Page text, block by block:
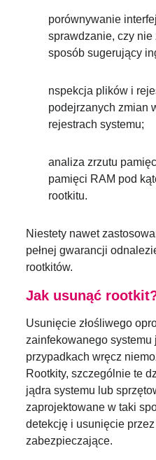
porównywanie
sprawdzanie, czy nie
sposób sugerujący
nspekcja plików i
podejrzanych zmian
rejestrach systemu;
analiza zrzutu
pamięci RAM pod
rootkitu.
Niestety nawet
pełnej gwarancji
rootkitów.
Jak usunąć
Usunięcie złośliwego
zainfekowanego systemu
przypadkach wręcz
Rootkity, szczególnie te
jądra systemu lub
zaprojektowane w taki
detekcję i usunięcie
zabezpieczające.